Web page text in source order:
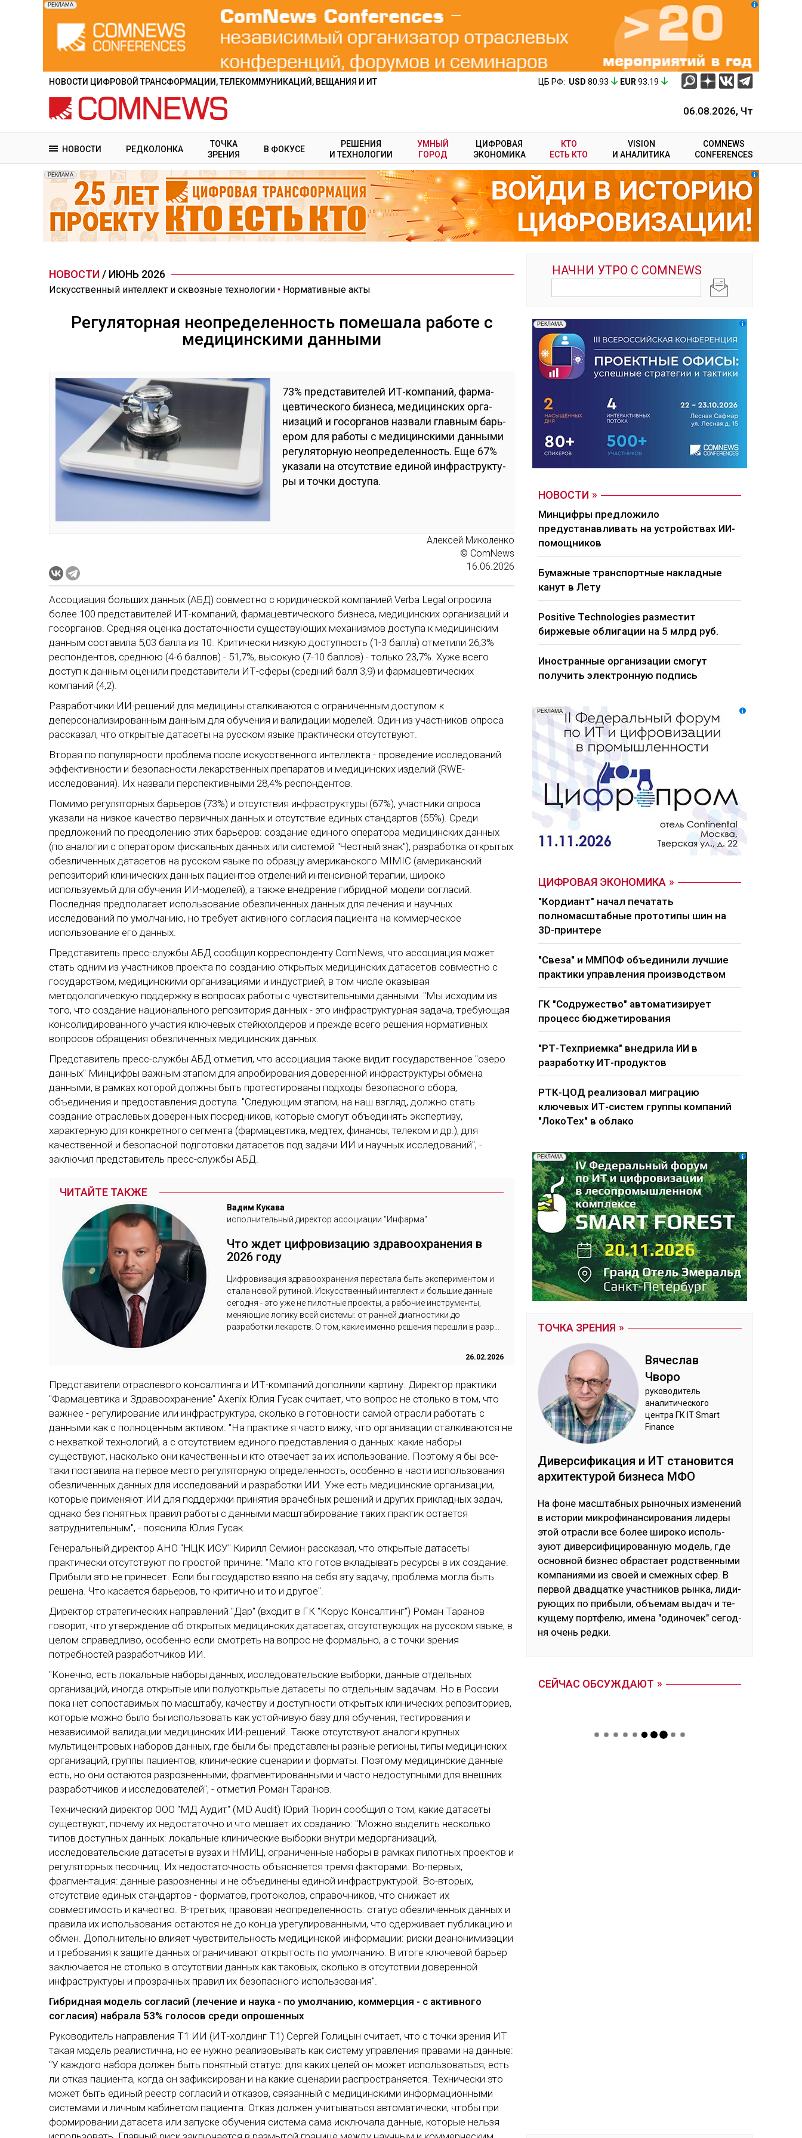
содержанию
НОВОСТИ ЦИФРОВОЙ ТРАНСФОРМАЦИИ, ТЕЛЕКОММУНИКАЦИЙ, ВЕЩАНИЯ И ИТ ЦБ РФ: USD 80.93 EUR 93.19
06.08.2026, Чт
НОВОСТИ РЕДКОЛОНКА
ТОЧКА
ЗРЕНИЯ
В ФОКУСЕ
РЕШЕНИЯ
И ТЕХНОЛОГИИ
УМНЫЙ
ГОРОД
ЦИФРОВАЯ
ЭКОНОМИКА
КТО
ЕСТЬ КТО
VISION
И АНАЛИТИКА
COMNEWS
CONFERENCES
НОВОСТИ / ИЮНЬ 2026
Искусственный интеллект и сквозные технологии • Нормативные акты
Регуляторная неопределенность помешала работе с
медицинскими данными
73% пред­ста­вите­лей ИТ-ком­па­ний, фар­ма­
цев­ти­чес­ко­го биз­не­са, ме­дицин­ских ор­га­
низа­ций и го­сор­га­нов наз­ва­ли глав­ным барь­
ером для ра­боты с ме­дицин­ски­ми дан­ны­ми
ре­гуля­тор­ную неоп­ре­делен­ность. Еще 67%
ука­зали на от­сутс­твие еди­ной ин­фраструк­ту­
ры и точ­ки дос­ту­па.
Алек­сей Ми­колен­ко
© ComNews
16.06.2026
Ассоциация больших данных (АБД) совместно с юридической компанией Verba Legal опросила
более 100 представителей ИТ-компаний, фармацевтического бизнеса, медицинских организаций и
госорганов. Средняя оценка достаточности существующих механизмов доступа к медицинским
данным составила 5,03 балла из 10. Критически низкую доступность (1-3 балла) отметили 26,3%
респондентов, среднюю (4-6 баллов) - 51,7%, высокую (7-10 баллов) - только 23,7%. Хуже всего
доступ к данным оценили представители ИТ-сферы (средний балл 3,9) и фармацевтических
компаний (4,2).
Разработчики ИИ-решений для медицины сталкиваются с ограниченным доступом к
деперсонализированным данным для обучения и валидации моделей. Один из участников опроса
рассказал, что открытые датасеты на русском языке практически отсутствуют.
Вторая по популярности проблема после искусственного интеллекта - проведение исследований
эффективности и безопасности лекарственных препаратов и медицинских изделий (RWE-
исследования). Их назвали перспективными 28,4% респондентов.
Помимо регуляторных барьеров (73%) и отсутствия инфраструктуры (67%), участники опроса
указали на низкое качество первичных данных и отсутствие единых стандартов (55%). Среди
предложений по преодолению этих барьеров: создание единого оператора медицинских данных
(по аналогии с оператором фискальных данных или системой "Честный знак"), разработка открытых
обезличенных датасетов на русском языке по образцу американского MIMIC (американский
репозиторий клинических данных пациентов отделений интенсивной терапии, широко
используемый для обучения ИИ-моделей), а также внедрение гибридной модели согласий.
Последняя предполагает использование обезличенных данных для лечения и научных
исследований по умолчанию, но требует активного согласия пациента на коммерческое
использование его данных.
Представитель пресс-службы АБД сообщил корреспонденту ComNews, что ассоциация может
стать одним из участников проекта по созданию открытых медицинских датасетов совместно с
государством, медицинскими организациями и индустрией, в том числе оказывая
методологическую поддержку в вопросах работы с чувствительными данными. "Мы исходим из
того, что создание национального репозитория данных - это инфраструктурная задача, требующая
консолидированного участия ключевых стейкхолдеров и прежде всего решения нормативных
вопросов обращения обезличенных медицинских данных.
Представитель пресс-службы АБД отметил, что ассоциация также видит государственное "озеро
данных" Минцифры важным этапом для апробирования доверенной инфраструктуры обмена
данными, в рамках которой должны быть протестированы подходы безопасного сбора,
объединения и предоставления доступа. "Следующим этапом, на наш взгляд, должно стать
создание отраслевых доверенных посредников, которые смогут объединять экспертизу,
характерную для конкретного сегмента (фармацевтика, медтех, финансы, телеком и др.), для
качественной и безопасной подготовки датасетов под задачи ИИ и научных исследований", -
заключил представитель пресс-службы АБД.
ЧИТАЙТЕ ТАКЖЕ
Вадим Кукава
исполнительный директор ассоциации "Инфарма"
Что ждет цифровизацию здравоохранения в
2026 году
Цифровизация здравоохранения перестала быть экспериментом и
стала новой рутиной. Искусственный интеллект и большие данные
сегодня - это уже не пилотные проекты, а рабочие инструменты,
меняющие логику всей системы: от ранней диагностики до
разработки лекарств. О том, какие именно решения перешли в разряд
развиваться в 2026 году – рассказывает исполнительный директор
Представители отраслевого консалтинга и ИТ-компаний дополнили картину. Директор практики
"Фармацевтика и Здравоохранение" Axenix Юлия Гусак считает, что вопрос не столько в том, что
важнее - регулирование или инфраструктура, сколько в готовности самой отрасли работать с
данными как с полноценным активом. "На практике я часто вижу, что организации сталкиваются не
с нехваткой технологий, а с отсутствием единого представления о данных: какие наборы
существуют, насколько они качественны и кто отвечает за их использование. Поэтому я бы все-
таки поставила на первое место регуляторную определенность, особенно в части использования
обезличенных данных для исследований и разработки ИИ. Уже есть медицинские организации,
которые применяют ИИ для поддержки принятия врачебных решений и других прикладных задач,
однако без понятных правил работы с данными масштабирование таких практик остается
затруднительным", - пояснила Юлия Гусак.
Генеральный директор АНО "НЦК ИСУ" Кирилл Семион рассказал, что открытые датасеты
практически отсутствуют по простой причине: "Мало кто готов вкладывать ресурсы в их создание.
Прибыли это не принесет. Если бы государство взяло на себя эту задачу, проблема могла быть
решена. Что касается барьеров, то критично и то и другое".
Директор стратегических направлений "Дар" (входит в ГК "Корус Консалтинг") Роман Таранов
говорит, что утверждение об открытых медицинских датасетах, отсутствующих на русском языке, в
целом справедливо, особенно если смотреть на вопрос не формально, а с точки зрения
потребностей разработчиков ИИ.
"Конечно, есть локальные наборы данных, исследовательские выборки, данные отдельных
организаций, иногда открытые или полуоткрытые датасеты по отдельным задачам. Но в России
пока нет сопоставимых по масштабу, качеству и доступности открытых клинических репозиториев,
которые можно было бы использовать как устойчивую базу для обучения, тестирования и
независимой валидации медицинских ИИ-решений. Также отсутствуют аналоги крупных
мультицентровых наборов данных, где были бы представлены разные регионы, типы медицинских
организаций, группы пациентов, клинические сценарии и форматы. Поэтому медицинские данные
есть, но они остаются разрозненными, фрагментированными и часто недоступными для внешних
разработчиков и исследователей", - отметил Роман Таранов.
Технический директор ООО "МД Аудит" (MD Audit) Юрий Тюрин сообщил о том, какие датасеты
существуют, почему их недостаточно и что мешает их созданию: "Можно выделить несколько
типов доступных данных: локальные клинические выборки внутри медорганизаций,
исследовательские датасеты в вузах и НМИЦ, ограниченные наборы в рамках пилотных проектов и
регуляторных песочниц. Их недостаточность объясняется тремя факторами. Во-первых,
фрагментация: данные разрозненны и не объединены единой инфраструктурой. Во-вторых,
отсутствие единых стандартов - форматов, протоколов, справочников, что снижает их
совместимость и качество. В-третьих, правовая неопределенность: статус обезличенных данных и
правила их использования остаются не до конца урегулированными, что сдерживает публикацию и
обмен. Дополнительно влияет чувствительность медицинской информации: риски деанонимизации
и требования к защите данных ограничивают открытость по умолчанию. В итоге ключевой барьер
заключается не столько в отсутствии данных как таковых, сколько в отсутствии доверенной
инфраструктуры и прозрачных правил их безопасного использования".
Гибридная модель согласий (лечение и наука - по умолчанию, коммерция - с активного
согласия) набрала 53% голосов среди опрошенных
Руководитель направления Т1 ИИ (ИТ-холдинг Т1) Сергей Голицын считает, что с точки зрения ИТ
такая модель реалистична, но ее нужно реализовывать как систему управления правами на данные:
"У каждого набора должен быть понятный статус: для каких целей он может использоваться, есть
ли отказ пациента, когда он зафиксирован и на какие сценарии распространяется. Технически это
может быть единый реестр согласий и отказов, связанный с медицинскими информационными
системами и личным кабинетом пациента. Отказ должен учитываться автоматически, чтобы при
формировании датасета или запуске обучения система сама исключала данные, которые нельзя
НОВОСТИ
Минцифры предложило
предустанавливать на устройствах ИИ-
помощников
Бумажные транспортные накладные
канут в Лету
Positive Technologies разместит
биржевые облигации на 5 млрд руб.
Иностранные организации смогут
получить электронную подпись
ЦИФРОВАЯ ЭКОНОМИКА
"Кордиант" начал печатать
полномасштабные прототипы шин на
3D-принтере
"Свеза" и ММПОФ объединили лучшие
практики управления производством
ГК "Содружество" автоматизирует
процесс бюджетирования
"РТ-Техприемка" внедрила ИИ в
разработку ИТ-продуктов
РТК-ЦОД реализовал миграцию
ключевых ИТ-систем группы компаний
"ЛокоТех" в облако
ТОЧКА ЗРЕНИЯ
Вя­чес­лав
Чво­ро
ру­ково­дитель
ана­лити­чес­ко­го
цен­тра ГК IT Smart
Finance
Ди­вер­си­фика­ция и ИТ ста­новит­ся
ар­хи­тек­ту­рой биз­не­са МФО
На фо­не мас­штаб­ных ры­ноч­ных из­ме­не­ний
в ис­то­рии мик­ро­фи­нан­си­ро­ва­ния ли­де­ры
этой от­рас­ли все бо­лее ши­ро­ко ис­поль­
зуют ди­вер­си­фи­ци­ро­ван­ную мо­дель, где
ос­нов­ной биз­нес об­рас­тает родс­твен­ны­ми
ком­па­ния­ми из своей и смеж­ных сфер. В
пер­вой двад­цат­ке учас­тни­ков рын­ка, ли­ди­
рую­щих по при­бы­ли, объ­емам вы­дач и те­
ку­ще­му пор­тфе­лю, име­на "оди­но­чек" се­год­
ня очень ред­ки.
СЕЙЧАС ОБСУЖДАЮТ